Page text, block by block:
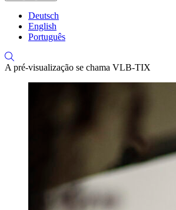
Deutsch
English
Português
A pré-visualização se chama VLB-TIX